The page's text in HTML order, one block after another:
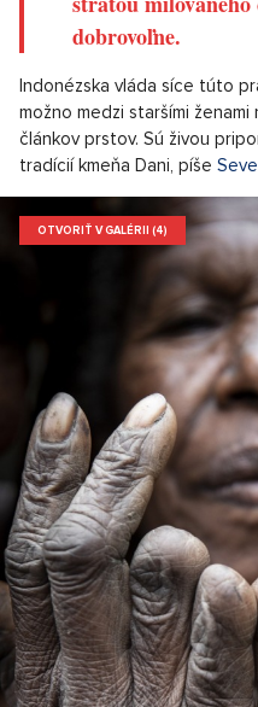
dobrovoľne.
Indonézska vláda síce túto
možno medzi staršími
článkov prstov. Sú živou
tradícií kmeňa Dani, píše
OTVORIŤ V GALÉRII (4)